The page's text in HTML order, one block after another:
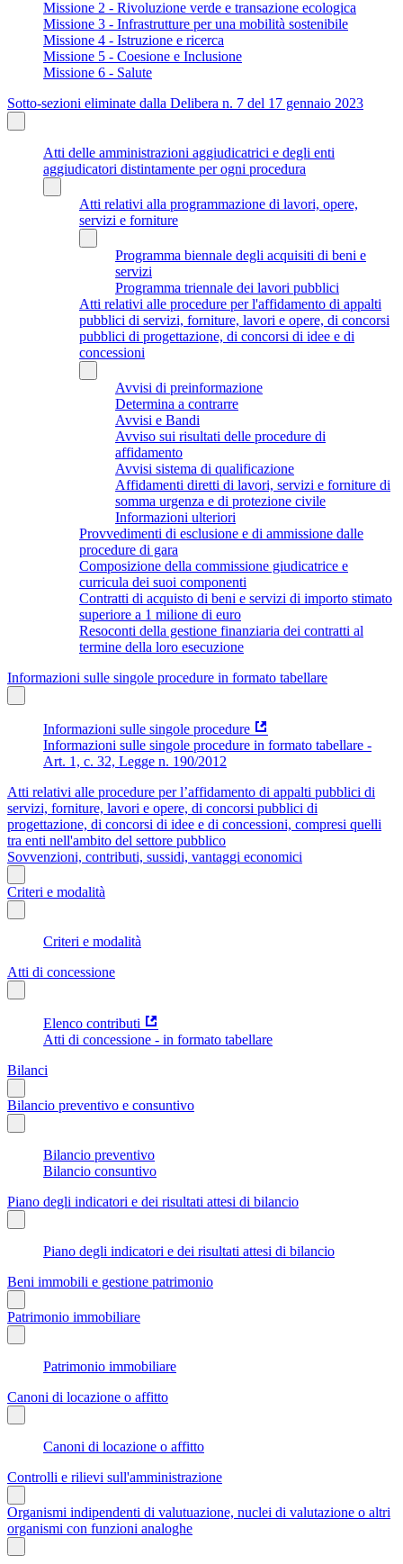
Missione 2 - Rivoluzione verde e transazione ecologica
Missione 3 - Infrastrutture per una mobilità sostenibile
Missione 4 - Istruzione e ricerca
Missione 5 - Coesione e Inclusione
Missione 6 - Salute
Sotto-sezioni eliminate dalla Delibera n. 7 del 17 gennaio 2023
Atti delle amministrazioni aggiudicatrici e degli enti
aggiudicatori distintamente per ogni procedura
Atti relativi alla programmazione di lavori, opere,
servizi e forniture
Programma biennale degli acquisiti di beni e
servizi
Programma triennale dei lavori pubblici
Atti relativi alle procedure per l'affidamento di appalti
pubblici di servizi, forniture, lavori e opere, di concorsi
pubblici di progettazione, di concorsi di idee e di
concessioni
Avvisi di preinformazione
Determina a contrarre
Avvisi e Bandi
Avviso sui risultati delle procedure di
affidamento
Avvisi sistema di qualificazione
Affidamenti diretti di lavori, servizi e forniture di
somma urgenza e di protezione civile
Informazioni ulteriori
Provvedimenti di esclusione e di ammissione dalle
procedure di gara
Composizione della commissione giudicatrice e
curricula dei suoi componenti
Contratti di acquisto di beni e servizi di importo stimato
superiore a 1 milione di euro
Resoconti della gestione finanziaria dei contratti al
termine della loro esecuzione
Informazioni sulle singole procedure in formato tabellare
Informazioni sulle singole procedure
Informazioni sulle singole procedure in formato tabellare -
Art. 1, c. 32, Legge n. 190/2012
Atti relativi alle procedure per l’affidamento di appalti pubblici di
servizi, forniture, lavori e opere, di concorsi pubblici di
progettazione, di concorsi di idee e di concessioni, compresi quelli
tra enti nell'ambito del settore pubblico
Sovvenzioni, contributi, sussidi, vantaggi economici
Criteri e modalità
Criteri e modalità
Atti di concessione
Elenco contributi
Atti di concessione - in formato tabellare
Bilanci
Bilancio preventivo e consuntivo
Bilancio preventivo
Bilancio consuntivo
Piano degli indicatori e dei risultati attesi di bilancio
Piano degli indicatori e dei risultati attesi di bilancio
Beni immobili e gestione patrimonio
Patrimonio immobiliare
Patrimonio immobiliare
Canoni di locazione o affitto
Canoni di locazione o affitto
Controlli e rilievi sull'amministrazione
Organismi indipendenti di valutuazione, nuclei di valutazione o altri
organismi con funzioni analoghe